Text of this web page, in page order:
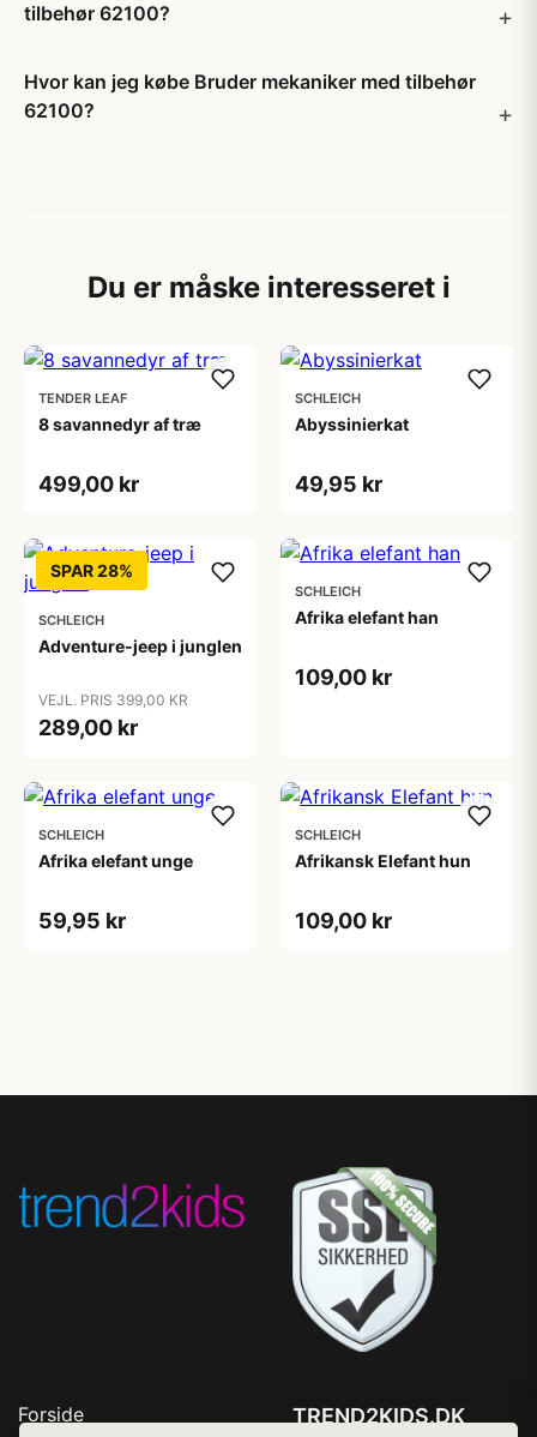
tilbehør 62100?
Hvor kan jeg købe Bruder mekaniker med tilbehør
62100?
Du er måske interesseret i
TENDER LEAF
8 savannedyr af træ
499,00 kr
SCHLEICH
Abyssinierkat
49,95 kr
SPAR 28%
SCHLEICH
Adventure-jeep i junglen
VEJL. PRIS 399,00 KR
289,00 kr
SCHLEICH
Afrika elefant han
109,00 kr
SCHLEICH
Afrika elefant unge
59,95 kr
SCHLEICH
Afrikansk Elefant hun
109,00 kr
Forside
TREND2KIDS.DK